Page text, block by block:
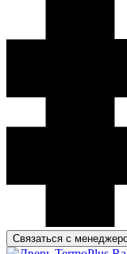
Связаться с